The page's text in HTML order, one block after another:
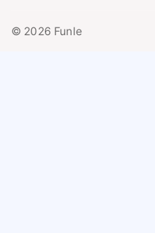
© 2026 Funle